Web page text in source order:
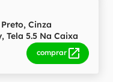
Cinza
Tela 5.5 Na Caixa
comprar